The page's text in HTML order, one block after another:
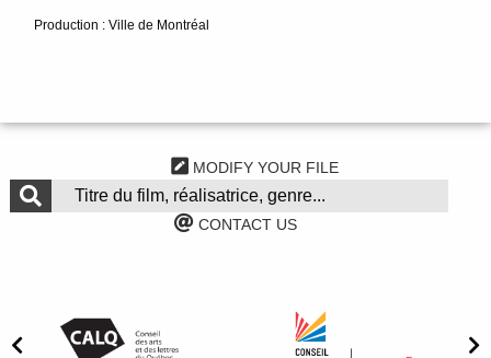
Production : Ville de Montréal
MODIFY YOUR FILE
CONTACT US